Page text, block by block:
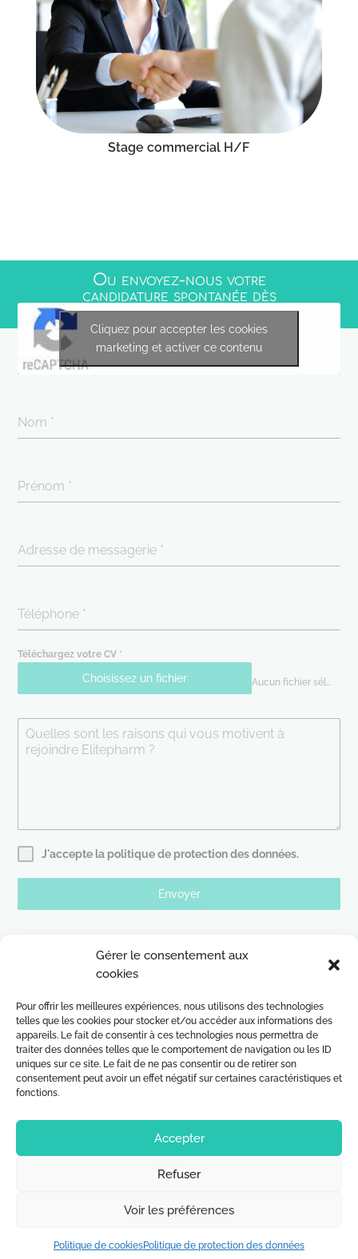
Gérer le consentement aux
cookies
Pour offrir les meilleures expériences, nous utilisons des technologies
telles que les cookies pour stocker et/ou accéder aux informations des
appareils. Le fait de consentir à ces technologies nous permettra de
traiter des données telles que le comportement de navigation ou les ID
uniques sur ce site. Le fait de ne pas consentir ou de retirer son
consentement peut avoir un effet négatif sur certaines caractéristiques et
fonctions.
Accepter
Refuser
Voir les préférences
Politique de cookiesPolitique de protection des données
Stage commercial H/F
Ou envoyez-nous votre
candidature spontanée dès
maintenant !
Cliquez pour accepter les cookies
marketing et activer ce contenu
Nom *
Prénom *
Adresse de messagerie *
Téléphone *
Téléchargez votre CV *
Choisissez un fichier
Quelles sont les raisons qui vous motivent à
rejoindre Elitepharm ?
J'accepte la politique de protection des données.
Envoyer
ELITEPHARM LABORATOIRES
67201 Eckbolsheim, France
contact@elitepharm.fr